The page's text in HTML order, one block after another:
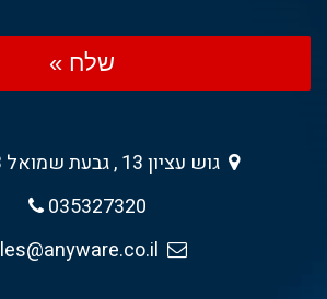
שלח »
גוש עציון 13 , גבעת שמואל 5403013
035327320